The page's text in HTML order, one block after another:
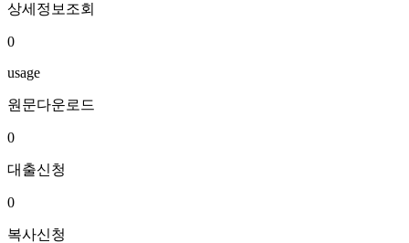
상세정보조회
0
usage
원문다운로드
0
대출신청
0
복사신청